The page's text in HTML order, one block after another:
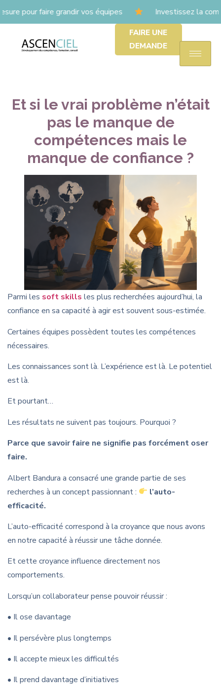
pour faire grandir vos équipes Investissez la
FAIRE UNE
DEMANDE
Et si le vrai problème n’était
pas le manque de
compétences mais le
manque de confiance ?
Parmi les soft skills les plus recherchées aujourd’hui, la
confiance en sa capacité à agir est souvent sous-estimée.
Certaines équipes possèdent toutes les compétences
nécessaires.
Les connaissances sont là. L’expérience est là. Le potentiel
est là.
Et pourtant…
Les résultats ne suivent pas toujours. Pourquoi ?
Parce que savoir faire ne signifie pas forcément oser
faire.
Albert Bandura a consacré une grande partie de ses
recherches à un concept passionnant :
l’auto-
efficacité.
L’auto-efficacité correspond à la croyance que nous avons
en notre capacité à réussir une tâche donnée.
Et cette croyance influence directement nos
comportements.
Lorsqu’un collaborateur pense pouvoir réussir :
• Il ose davantage
• Il persévère plus longtemps
• Il accepte mieux les difficultés
• Il prend davantage d’initiatives